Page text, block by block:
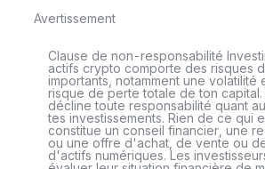
Avertissement
Clause de non-responsabilité
actifs crypto comporte des risques
importants, notamment une volatilité
risque de perte totale de ton capital.
décline toute responsabilité quant
tes investissements. Rien de ce qui
constitue un conseil financier, une
ou une offre d'achat, de vente ou
d'actifs numériques. Les